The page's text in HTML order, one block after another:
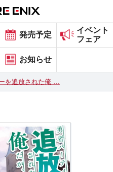
メニュー
発売予定
イベント
フェア
お知らせ
を追放された俺 …